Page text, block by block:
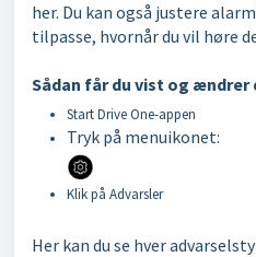
her. Du kan også justere
tilpasse, hvornår du vil høre
Sådan får du vist og
Start Drive One-appen
Tryk på menuikonet:
Klik på Advarsler
Her kan du se hver